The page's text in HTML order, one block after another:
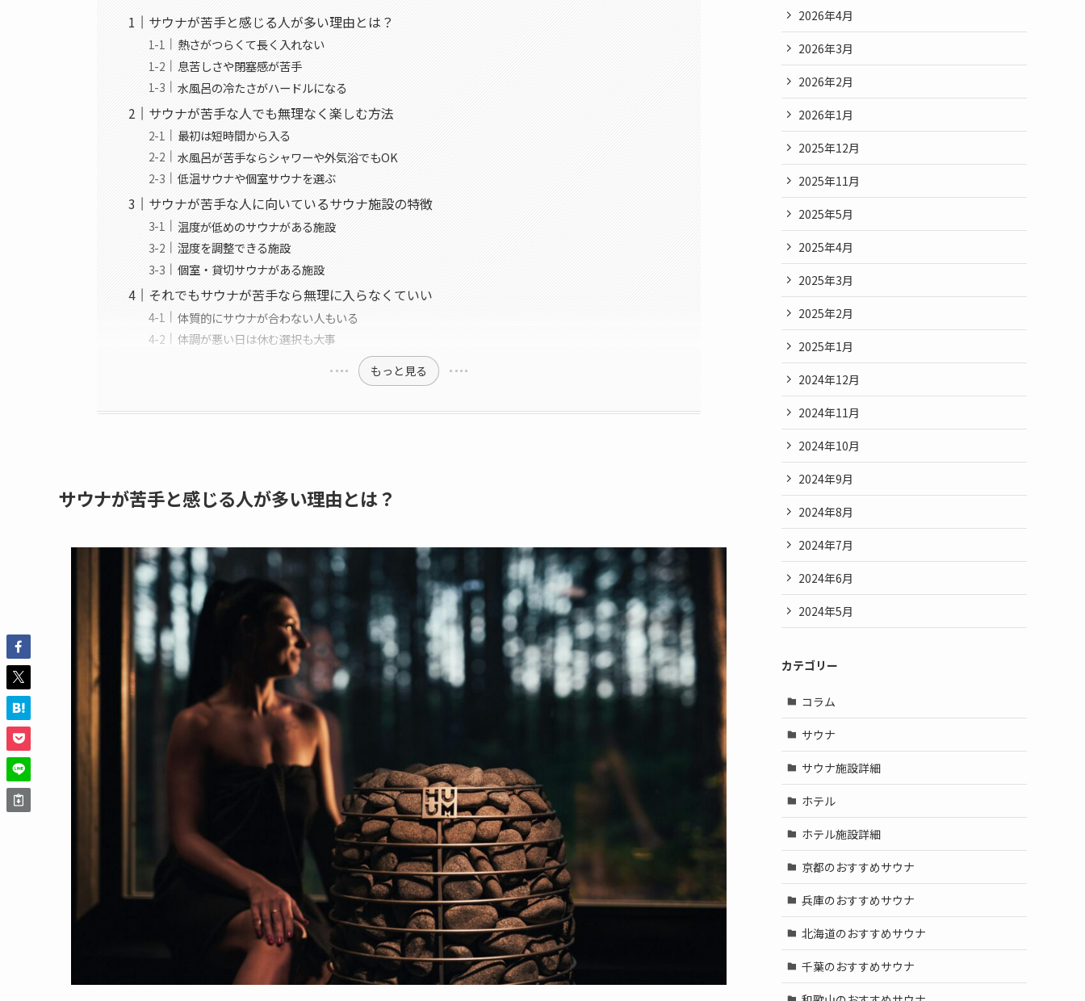
サウナが苦手と感じる人が多い理由とは？
熱さがつらくて長く入れない
息苦しさや閉塞感が苦手
水風呂の冷たさがハードルになる
サウナが苦手な人でも無理なく楽しむ方法
最初は短時間から入る
水風呂が苦手ならシャワーや外気浴でもOK
低温サウナや個室サウナを選ぶ
サウナが苦手な人に向いているサウナ施設の特徴
温度が低めのサウナがある施設
湿度を調整できる施設
個室・貸切サウナがある施設
それでもサウナが苦手なら無理に入らなくていい
体質的にサウナが合わない人もいる
体調が悪い日は休む選択も大事
もっと見る
サウナが苦手と感じる人が多い理由とは？
2026年4月
2026年3月
2026年2月
2026年1月
2025年12月
2025年11月
2025年5月
2025年4月
2025年3月
2025年2月
2025年1月
2024年12月
2024年11月
2024年10月
2024年9月
2024年8月
2024年7月
2024年6月
2024年5月
カテゴリー
コラム
サウナ
サウナ施設詳細
ホテル
ホテル施設詳細
京都のおすすめサウナ
兵庫のおすすめサウナ
北海道のおすすめサウナ
千葉のおすすめサウナ